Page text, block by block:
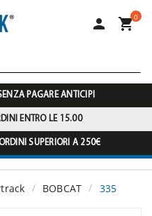
 0
PAGARE ANTICIPI
ENTRO LE 15.00
SUPERIORI A 250€
BOBCAT 335